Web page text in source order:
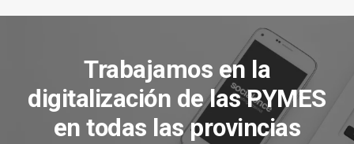
Trabajamos en la
digitalización de las PYMES
en todas las provincias